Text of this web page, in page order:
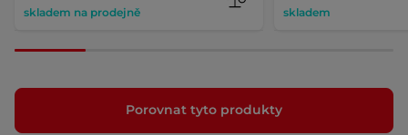
skladem na prodejně
skladem
Porovnat tyto produkty